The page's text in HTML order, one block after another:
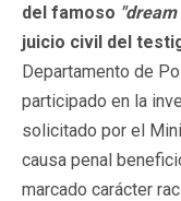
del famoso
juicio civil del
Departamento de
participado en la
solicitado por el
causa penal
marcado carácter